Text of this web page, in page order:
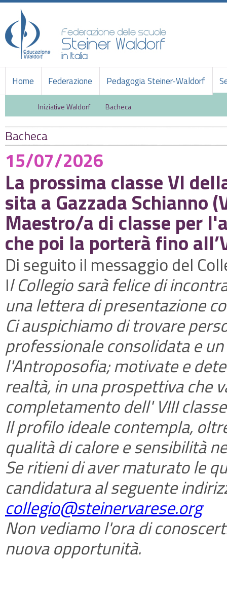
Home Federazione Pedagogia Steiner-Waldorf
Iniziative Waldorf Bacheca
Bacheca
15/07/2026
La prossima classe VI
sita a Gazzada Schianno
Maestro/a di classe per
che poi la porterà fino
Di seguito il messaggio del
Il Collegio sarà felice di
una lettera di presentazione
Ci auspichiamo di trovare
professionale consolidata e
l'Antroposofia; motivate e
realtà, in una prospettiva che
completamento dell' VIII
Il profilo ideale contempla,
qualità di calore e sensibilità
Se ritieni di aver maturato le
candidatura al seguente
collegio@steinervarese.org
Non vediamo l'ora di
nuova opportunità.